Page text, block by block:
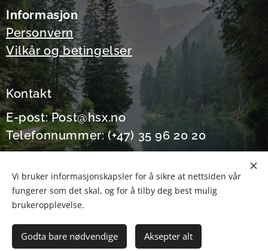
Legg til i handlekurven
Informasjon
Personvern
Vilkår og betingelser
Kontakt
E-post: Post@hsx.no
Telefonnummer: (+47) 35 96 20 20
Informasjonskapsler
Vi bruker informasjonskapsler for å sikre at nettsiden vår
fungerer som det skal, og for å tilby deg best mulig
brukeropplevelse.
Godta bare nødvendige Aksepter alt